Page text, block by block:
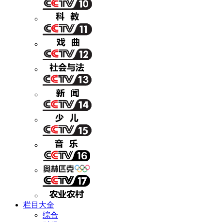
栏目大全
综合